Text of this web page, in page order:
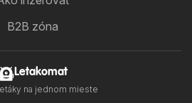
B2B zóna
Letakomat
na jednom mieste